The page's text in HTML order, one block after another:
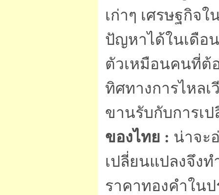
เก่าๆ เศรษฐกิจ
ปัญหาได้ในเดื
ตัวเหมือนคนที่ต้
ทิศทางการไหล
ขานรับกับการเ
ของไทย : น่าจะ
เปลี่ยนแปลงจึง
ราคาทองคำใน